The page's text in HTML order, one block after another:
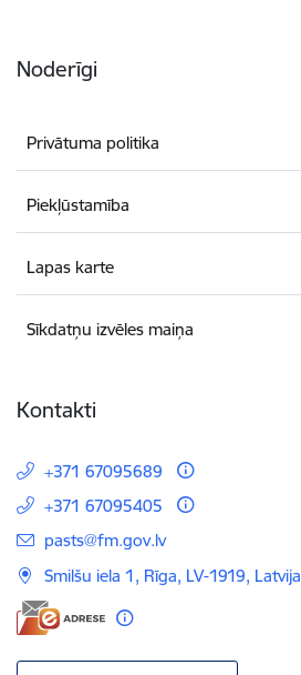
Noderīgi
Privātuma politika
Piekļūstamība
Lapas karte
Sīkdatņu izvēles maiņa
Kontakti
+371 67095689
+371 67095405
E-pasts:
pasts@fm.gov.lv
Smilšu iela 1, Rīga, LV-1919, Latvija